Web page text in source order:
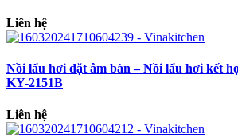
Liên hệ
Nồi lẩu hơi đặt âm bàn – Nồi lẩu hơi kết
KY-2151B
Liên hệ